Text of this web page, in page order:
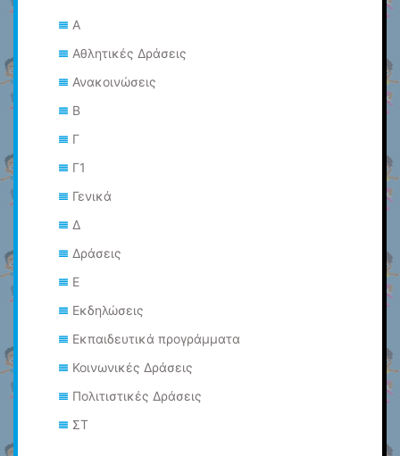
Α
Αθλητικές Δράσεις
Ανακοινώσεις
Β
Γ
Γ1
Γενικά
Δ
Δράσεις
Ε
Εκδηλώσεις
Εκπαιδευτικά προγράμματα
Κοινωνικές Δράσεις
Πολιτιστικές Δράσεις
ΣΤ